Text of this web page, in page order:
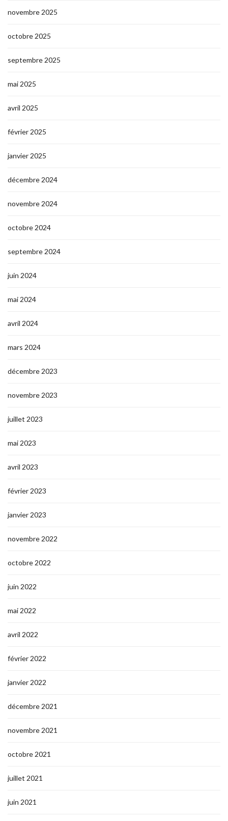
novembre 2025
octobre 2025
septembre 2025
mai 2025
avril 2025
février 2025
janvier 2025
décembre 2024
novembre 2024
octobre 2024
septembre 2024
juin 2024
mai 2024
avril 2024
mars 2024
décembre 2023
novembre 2023
juillet 2023
mai 2023
avril 2023
février 2023
janvier 2023
novembre 2022
octobre 2022
juin 2022
mai 2022
avril 2022
février 2022
janvier 2022
décembre 2021
novembre 2021
octobre 2021
juillet 2021
juin 2021